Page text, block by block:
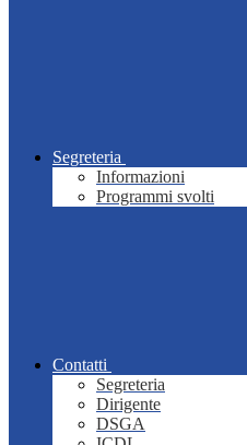
Segreteria
Informazioni
Programmi svolti
Contatti
Segreteria
Dirigente
DSGA